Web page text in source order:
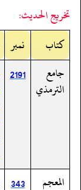
تخريج الحديث:
کتاب
نمبر
جامع
الترمذي
2191
المعجم
343